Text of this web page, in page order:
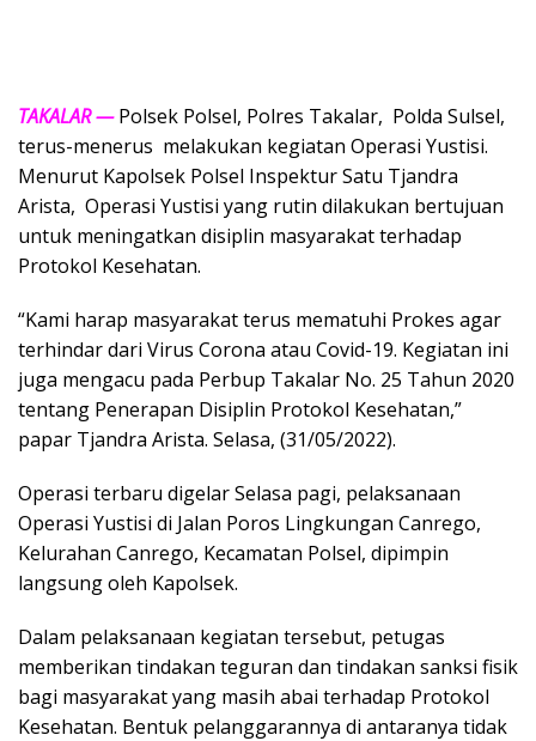
TAKALAR —Polsek Polsel, Polres Takalar, Polda Sulsel,
terus-menerus melakukan kegiatan Operasi Yustisi.
Menurut Kapolsek Polsel Inspektur Satu Tjandra
Arista, Operasi Yustisi yang rutin dilakukan bertujuan
untuk meningatkan disiplin masyarakat terhadap
Protokol Kesehatan.
“Kami harap masyarakat terus mematuhi Prokes agar
terhindar dari Virus Corona atau Covid-19. Kegiatan ini
juga mengacu pada Perbup Takalar No. 25 Tahun 2020
tentang Penerapan Disiplin Protokol Kesehatan,”
papar Tjandra Arista. Selasa, (31/05/2022).
Operasi terbaru digelar Selasa pagi, pelaksanaan
Operasi Yustisi di Jalan Poros Lingkungan Canrego,
Kelurahan Canrego, Kecamatan Polsel, dipimpin
langsung oleh Kapolsek.
Dalam pelaksanaan kegiatan tersebut, petugas
memberikan tindakan teguran dan tindakan sanksi fisik
bagi masyarakat yang masih abai terhadap Protokol
Kesehatan. Bentuk pelanggarannya di antaranya tidak